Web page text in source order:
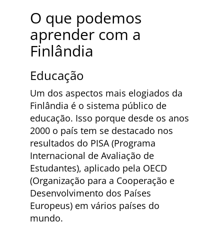
O que podemos
aprender com a
Finlândia
Educação
Um dos aspectos mais elogiados da
Finlândia é o sistema público de
educação. Isso porque desde os anos
2000 o país tem se destacado nos
resultados do PISA (Programa
Internacional de Avaliação de
Estudantes), aplicado pela OECD
(Organização para a Cooperação e
Desenvolvimento dos Países
Europeus) em vários países do
mundo.